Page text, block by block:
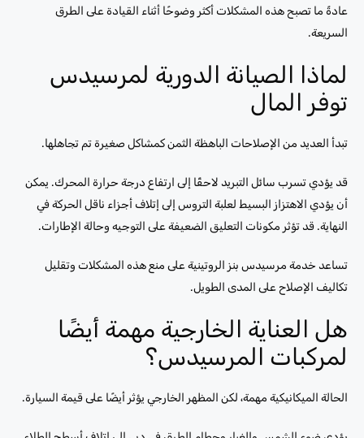
عادةً ما تصبح هذه المشكلات أكثر وضوحًا أثناء القيادة على الطرق
السريعة.
لماذا الصيانة الدورية لمرسيدس
توفر المال
تبدأ العديد من الإصلاحات الباهظة الثمن كمشاكل صغيرة تم تجاهلها.
قد يؤدي تسرب سائل التبريد لاحقًا إلى ارتفاع درجة حرارة المحرك. يمكن
أن يؤدي الاهتزاز البسيط لعلبة التروس إلى إتلاف أجزاء ناقل الحركة في
النهاية. قد تؤثر مكونات التعليق الضعيفة على التوجيه وحالة الإطارات.
تساعد خدمة مرسيدس بنز الروتينية على منع هذه المشكلات وتقليل
تكاليف الإصلاح على المدى الطويل.
هل العناية الخارجية مهمة أيضًا
لمركبات المرسيدس؟
الحالة الميكانيكية مهمة، لكن المظهر الخارجي يؤثر أيضًا على قيمة السيارة.